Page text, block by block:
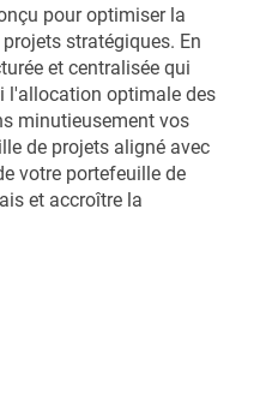
pour optimiser la
stratégiques. En
et centralisée qui
l'allocation optimale des
minutieusement vos
de projets aligné avec
votre portefeuille de
et accroître la